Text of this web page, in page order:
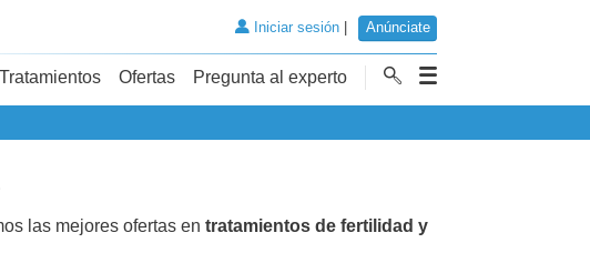
Iniciar sesión| Anúnciate
Tratamientos Ofertas Pregunta al experto
las mejores ofertas en tratamientos de fertilidad y